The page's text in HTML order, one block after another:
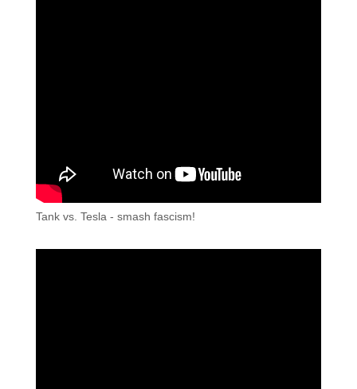
Tank vs. Tesla - smash fascism!